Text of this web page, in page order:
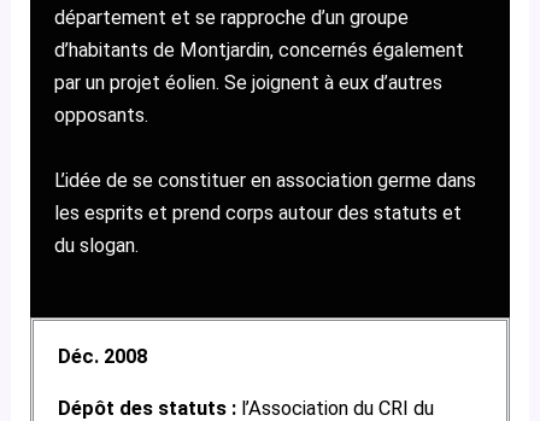
département et se rapproche d’un groupe
d’habitants de Montjardin, concernés également
par un projet éolien. Se joignent à eux d’autres
opposants.
L’idée de se constituer en association germe dans
les esprits et prend corps autour des statuts et
du slogan.
Déc. 2008
Dépôt des statuts : l’Association du CRI du